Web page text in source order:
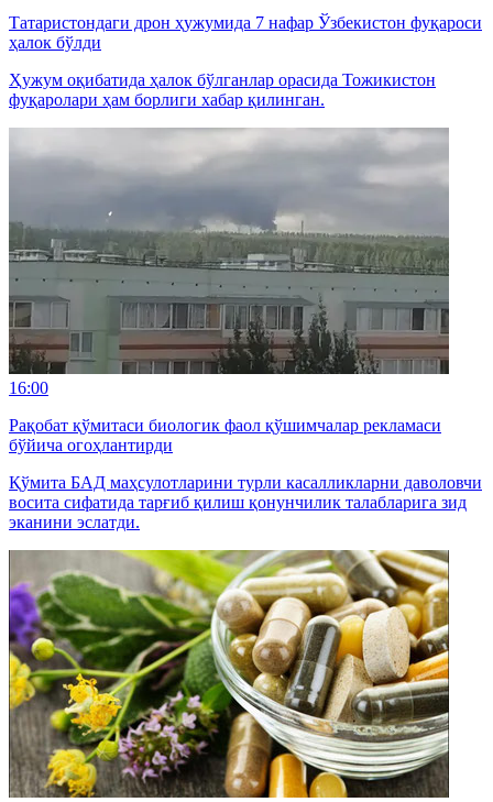
Татаристондаги дрон ҳужумида 7 нафар Ўзбекистон фуқароси
ҳалок бўлди
Ҳужум оқибатида ҳалок бўлганлар орасида Тожикистон
фуқаролари ҳам борлиги хабар қилинган.
16:00
Рақобат қўмитаси биологик фаол қўшимчалар рекламаси
бўйича огоҳлантирди
Қўмита БАД маҳсулотларини турли касалликларни даволовчи
восита сифатида тарғиб қилиш қонунчилик талабларига зид
эканини эслатди.